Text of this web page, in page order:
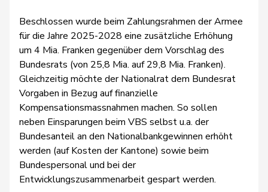
Beschlossen wurde beim Zahlungsrahmen der Armee
für die Jahre 2025-2028 eine zusätzliche Erhöhung
um 4 Mia. Franken gegenüber dem Vorschlag des
Bundesrats (von 25,8 Mia. auf 29,8 Mia. Franken).
Gleichzeitig möchte der Nationalrat dem Bundesrat
Vorgaben in Bezug auf finanzielle
Kompensationsmassnahmen machen. So sollen
neben Einsparungen beim VBS selbst u.a. der
Bundesanteil an den Nationalbankgewinnen erhöht
werden (auf Kosten der Kantone) sowie beim
Bundespersonal und bei der
Entwicklungszusammenarbeit gespart werden.